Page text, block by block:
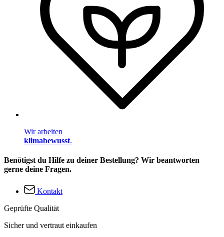
Wir arbeiten
klimabewusst.
Benötigst du Hilfe zu deiner Bestellung? Wir beantworten
gerne deine Fragen.
Kontakt
Geprüfte Qualität
Sicher und vertraut einkaufen